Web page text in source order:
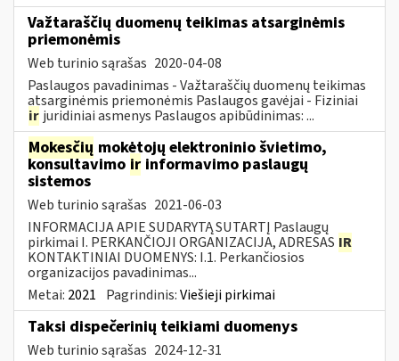
Važtaraščių duomenų teikimas atsarginėmis
priemonėmis
Web turinio sąrašas 2020-04-08
Paslaugos pavadinimas - Važtaraščių duomenų teikimas
atsarginėmis priemonėmis Paslaugos gavėjai - Fiziniai
ir juridiniai asmenys Paslaugos apibūdinimas: ...
Mokesčių mokėtojų elektroninio švietimo,
konsultavimo ir informavimo paslaugų
sistemos
Web turinio sąrašas 2021-06-03
INFORMACIJA APIE SUDARYTĄ SUTARTĮ Paslaugų
pirkimai I. PERKANČIOJI ORGANIZACIJA, ADRESAS IR
KONTAKTINIAI DUOMENYS: I.1. Perkančiosios
organizacijos pavadinimas...
Metai: 2021 Pagrindinis:Viešieji pirkimai
Taksi dispečerinių teikiami duomenys
Web turinio sąrašas 2024-12-31